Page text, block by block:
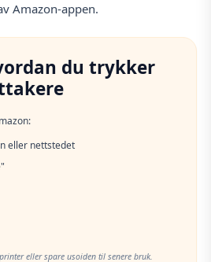
Amazon-appen.
du trykker
eller nettstedet
eller spare usoiden til senere bruk.